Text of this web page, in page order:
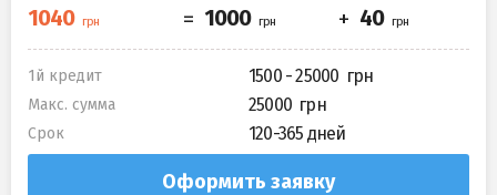
1й кредит 1500 - 25000
Макс. сумма 25000
Срок 120-365 дней
Оформить заявку